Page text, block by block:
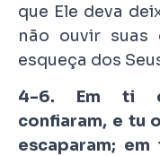
que Ele deva
não ouvir suas
esqueça dos
4-6. Em ti
confiaram, e tu
escaparam;